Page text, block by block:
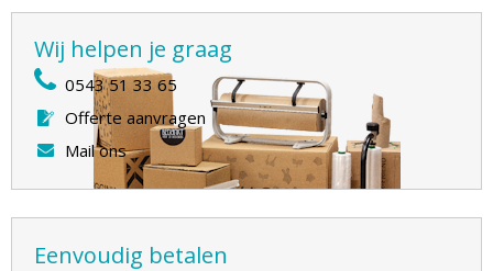
Wij helpen je graag
0543 51 33 65
Offerte aanvragen
Mail ons
Eenvoudig betalen